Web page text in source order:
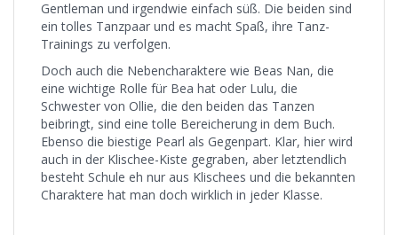
Gentleman und irgendwie einfach süß. Die beiden sind
ein tolles Tanzpaar und es macht Spaß, ihre Tanz-
Trainings zu verfolgen.
Doch auch die Nebencharaktere wie Beas Nan, die
eine wichtige Rolle für Bea hat oder Lulu, die
Schwester von Ollie, die den beiden das Tanzen
beibringt, sind eine tolle Bereicherung in dem Buch.
Ebenso die biestige Pearl als Gegenpart. Klar, hier wird
auch in der Klischee-Kiste gegraben, aber letztendlich
besteht Schule eh nur aus Klischees und die bekannten
Charaktere hat man doch wirklich in jeder Klasse.